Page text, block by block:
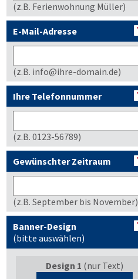
(z.B. Ferienwohnung Müller)
E-Mail-Adresse
(z.B. info@ihre-domain.de)
Ihre Telefonnummer
(z.B. 0123-56789)
Gewünschter Zeitraum
(z.B. September bis November)
Banner-Design
(bitte auswählen)
Design 1 (nur Text)